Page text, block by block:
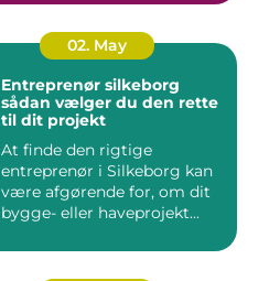
02. May
Entreprenør silkeborg
sådan vælger du den rette
til dit projekt
At finde den rigtige
entreprenør i Silkeborg kan
være afgørende for, om dit
bygge- eller haveprojekt...